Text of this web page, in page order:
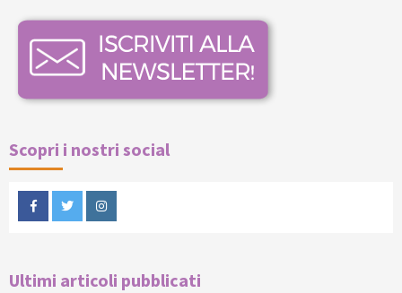
Scopri i nostri social
FacebookTwitterInstagram
Ultimi articoli pubblicati